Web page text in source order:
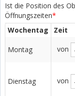
Ist die Position des
Öffnungszeiten*
Wochentag
Zeit
Montag von
Dienstag von